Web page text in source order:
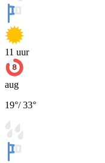
11 uur
aug
19°/33°